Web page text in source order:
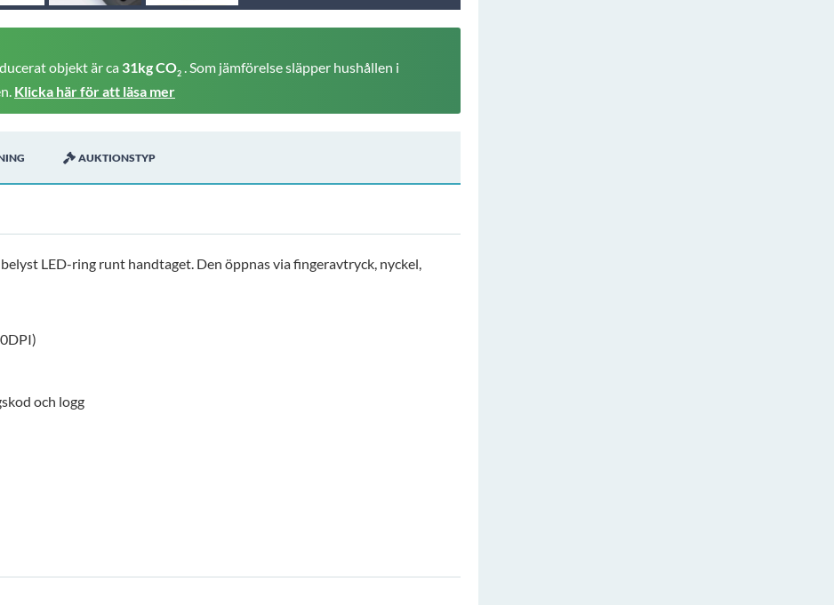
objekt är ca 31kg CO2 . Som jämförelse släpper hushållen i
Klicka här för att läsa mer
AUKTIONSTYP
LED-ring runt handtaget. Den öppnas via fingeravtryck, nyckel,
och logg